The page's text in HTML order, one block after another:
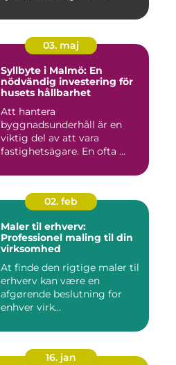
03. maj
Syllbyte i Malmö: En
nödvändig investering för
husets hållbarhet
Att hantera
byggnadsunderhåll är en
viktig del av att vara
fastighetsägare. En ofta ...
02. feb
Maler til erhverv:
Professionel maling til din
virksomhed
At finde den rigtige maler til
erhverv kan være en
afgørende beslutning for
enhver virk...
16. jan